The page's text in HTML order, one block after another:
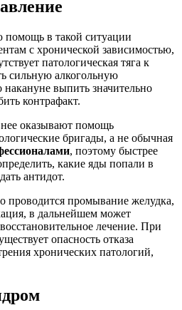
в такой ситуации
с хронической зависимостью,
патологическая тяга к
сильную алкогольную
выпить значительно
контрафакт.
оказывают помощь
бригады, а не обычная
, поэтому быстрее
какие яды попали в
антидот.
проводится промывание желудка,
в дальнейшем может
лечение. При
опасность отказа
хронических патологий,